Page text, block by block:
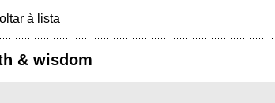
à lista
& wisdom